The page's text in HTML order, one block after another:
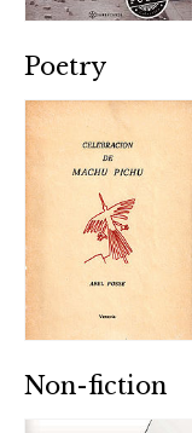
Poetry
Non-fiction